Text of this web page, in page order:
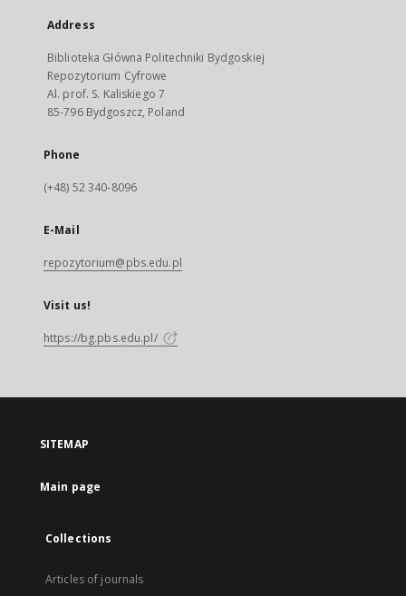
Address
Biblioteka Główna Politechniki Bydgoskiej
Repozytorium Cyfrowe
Al. prof. S. Kaliskiego 7
85-796 Bydgoszcz, Poland
Phone
(+48) 52 340-8096
E-Mail
repozytorium@pbs.edu.pl
Visit us!
https://bg.pbs.edu.pl/
SITEMAP
Main page
Collections
Articles of journals